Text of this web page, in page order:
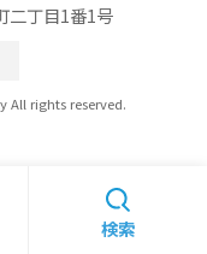
検索
二丁目1番1号
All rights reserved.